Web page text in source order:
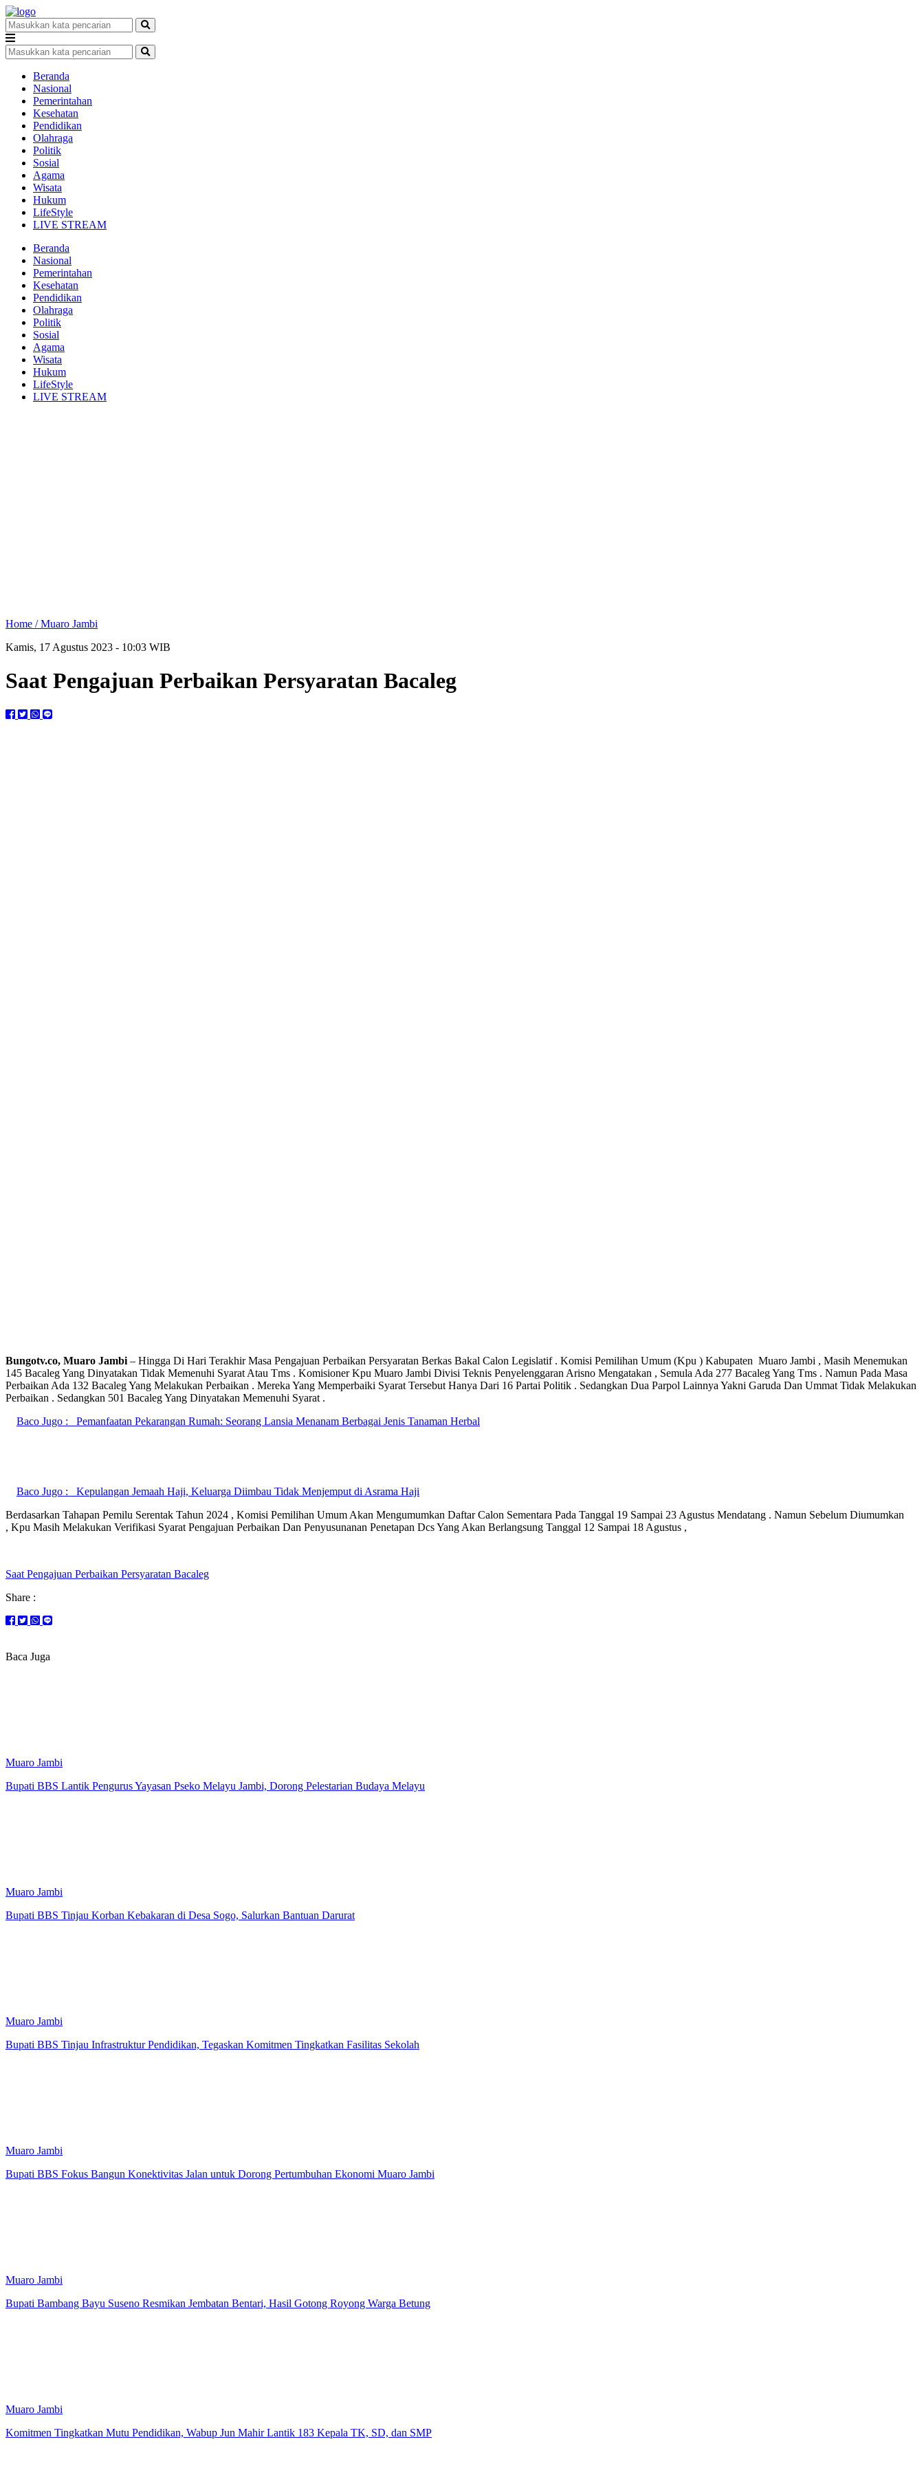
Beranda
Nasional
Pemerintahan
Kesehatan
Pendidikan
Olahraga
Politik
Sosial
Agama
Wisata
Hukum
LifeStyle
LIVE STREAM
Beranda
Nasional
Pemerintahan
Kesehatan
Pendidikan
Olahraga
Politik
Sosial
Agama
Wisata
Hukum
LifeStyle
LIVE STREAM
Home /Muaro Jambi
Kamis, 17 Agustus 2023 - 10:03 WIB
Saat Pengajuan Perbaikan Persyaratan Bacaleg
Bungotv.co, Muaro Jambi – Hingga Di Hari Terakhir Masa Pengajuan Perbaikan Persyaratan Berkas Bakal Calon Legislatif . Komisi Pemilihan Umum (Kpu ) Kabupaten Muaro Jambi , Masih Menemukan
145 Bacaleg Yang Dinyatakan Tidak Memenuhi Syarat Atau Tms . Komisioner Kpu Muaro Jambi Divisi Teknis Penyelenggaran Arisno Mengatakan , Semula Ada 277 Bacaleg Yang Tms . Namun Pada Masa
Perbaikan Ada 132 Bacaleg Yang Melakukan Perbaikan . Mereka Yang Memperbaiki Syarat Tersebut Hanya Dari 16 Partai Politik . Sedangkan Dua Parpol Lainnya Yakni Garuda Dan Ummat Tidak Melakukan
Perbaikan . Sedangkan 501 Bacaleg Yang Dinyatakan Memenuhi Syarat .
Baco Jugo :
Pemanfaatan Pekarangan Rumah: Seorang Lansia Menanam Berbagai Jenis Tanaman Herbal
Baco Jugo :
Kepulangan Jemaah Haji, Keluarga Diimbau Tidak Menjemput di Asrama Haji
Berdasarkan Tahapan Pemilu Serentak Tahun 2024 , Komisi Pemilihan Umum Akan Mengumumkan Daftar Calon Sementara Pada Tanggal 19 Sampai 23 Agustus Mendatang . Namun Sebelum Diumumkan
, Kpu Masih Melakukan Verifikasi Syarat Pengajuan Perbaikan Dan Penyusunanan Penetapan Dcs Yang Akan Berlangsung Tanggal 12 Sampai 18 Agustus ,
Saat Pengajuan Perbaikan Persyaratan Bacaleg
Share :
Baca Juga
Muaro Jambi
Bupati BBS Lantik Pengurus Yayasan Pseko Melayu Jambi, Dorong Pelestarian Budaya Melayu
Muaro Jambi
Bupati BBS Tinjau Korban Kebakaran di Desa Sogo, Salurkan Bantuan Darurat
Muaro Jambi
Bupati BBS Tinjau Infrastruktur Pendidikan, Tegaskan Komitmen Tingkatkan Fasilitas Sekolah
Muaro Jambi
Bupati BBS Fokus Bangun Konektivitas Jalan untuk Dorong Pertumbuhan Ekonomi Muaro Jambi
Muaro Jambi
Bupati Bambang Bayu Suseno Resmikan Jembatan Bentari, Hasil Gotong Royong Warga Betung
Muaro Jambi
Komitmen Tingkatkan Mutu Pendidikan, Wabup Jun Mahir Lantik 183 Kepala TK, SD, dan SMP